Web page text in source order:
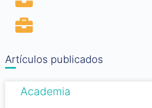
Artículos publicados
Academia